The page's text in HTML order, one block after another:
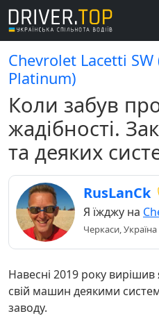
Chevrolet Lacetti
Platinum)
Коли забув
жадібності.
та деяких
RusLanCk
Я їжджу на
Черкаси, Україна
Навесні 2019 року
свій машин деякими
заводу.